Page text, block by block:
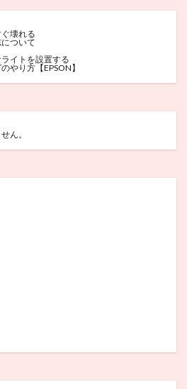
壊れる
ついて
イトを設置する
やり方【EPSON】
ん。